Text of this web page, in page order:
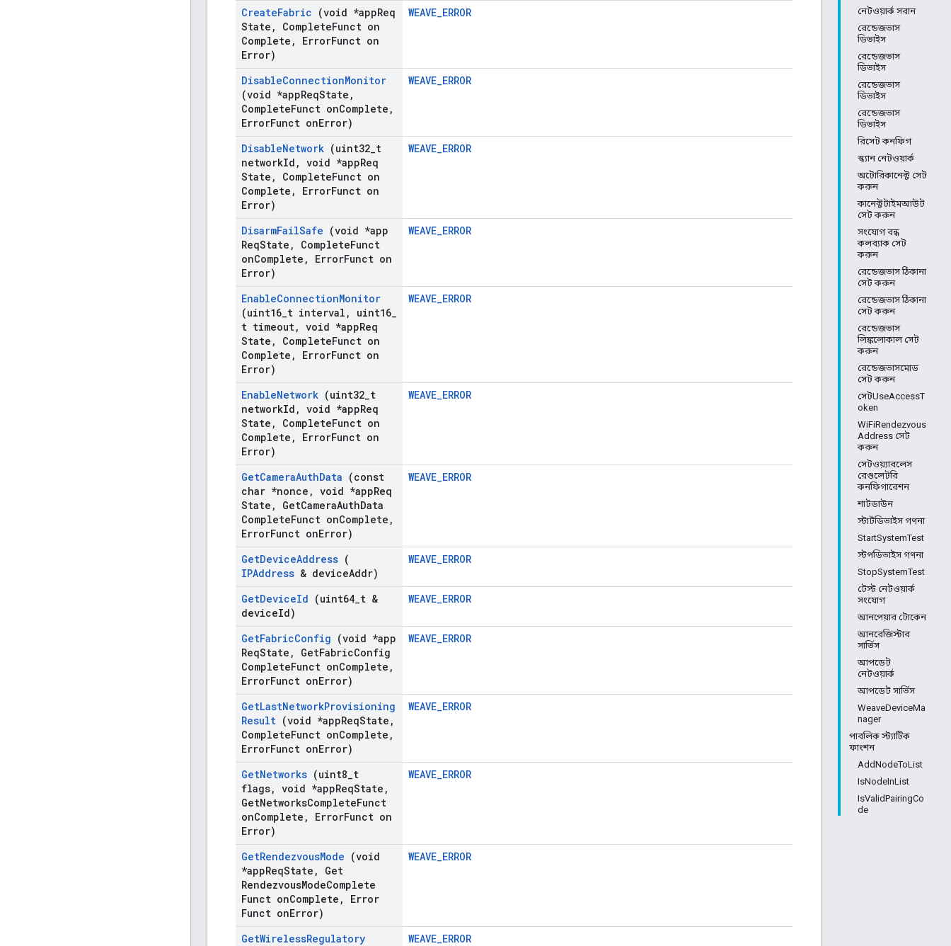
নেটওয়ার্ক সরান
রেন্ডেজভাস
ডিভাইস
রেন্ডেজভাস
ডিভাইস
রেন্ডেজভাস
ডিভাইস
রেন্ডেজভাস
ডিভাইস
রিসেট কনফিগ
স্ক্যান নেটওয়ার্ক
অটোরিকানেক্ট সেট
করুন
কানেক্টটাইমআউট
সেট করুন
সংযোগ বন্ধ
কলব্যাক সেট
করুন
রেন্ডেজভাস ঠিকানা
সেট করুন
রেন্ডেজভাস ঠিকানা
সেট করুন
রেন্ডেজভাস
লিঙ্কলোকাল সেট
করুন
রেন্ডেজভাসমোড
সেট করুন
সেটUseAccessT
oken
WiFiRendezvous
Address সেট
করুন
সেটওয়্যারলেস
রেগুলেটরি
কনফিগারেশন
শাটডাউন
স্টার্টডিভাইস গণনা
StartSystemTest
স্টপডিভাইস গণনা
StopSystemTest
টেস্ট নেটওয়ার্ক
সংযোগ
আনপেয়ার টোকেন
আনরেজিস্টার
সার্ভিস
আপডেট
নেটওয়ার্ক
আপডেট সার্ভিস
WeaveDeviceMa
nager
পাবলিক স্ট্যাটিক
ফাংশন
AddNodeToList
IsNodeInList
IsValidPairingCo
de
CreateFabric (void *appReq
State , CompleteFunct on
Complete , ErrorFunct on
Error)
WEAVE_ERROR
DisableConnectionMonitor
(void *appReqState ,
CompleteFunct onComplete ,
ErrorFunct onError)
WEAVE_ERROR
DisableNetwork (uint32 t
networkId , void *appReq
State , CompleteFunct on
Complete , ErrorFunct on
Error)
WEAVE_ERROR
DisarmFailSafe (void *app
ReqState , CompleteFunct
onComplete , ErrorFunct on
Error)
WEAVE_ERROR
EnableConnectionMonitor
(uint16 t interval , uint16
t timeout, void *appReq
State , CompleteFunct on
Complete , ErrorFunct on
Error)
WEAVE_ERROR
EnableNetwork (uint32 t
networkId , void *appReq
State , CompleteFunct on
Complete , ErrorFunct on
Error)
WEAVE_ERROR
GetCameraAuthData (const
char *nonce , void *appReq
State , GetCameraAuthData
CompleteFunct onComplete ,
ErrorFunct onError)
WEAVE_ERROR
GetDeviceAddress (
IPAddress & deviceAddr)
WEAVE_ERROR
GetDeviceId (uint64 t &
deviceId)
WEAVE_ERROR
GetFabricConfig (void *app
ReqState , GetFabricConfig
CompleteFunct onComplete ,
ErrorFunct onError)
WEAVE_ERROR
GetLastNetworkProvisioning
Result (void *appReqState ,
CompleteFunct onComplete ,
ErrorFunct onError)
WEAVE_ERROR
GetNetworks (uint8 t
flags, void *appReqState ,
GetNetworksCompleteFunct
onComplete , ErrorFunct on
Error)
WEAVE_ERROR
GetRendezvousMode (void
*appReqState ,
Get
RendezvousModeComplete
Funct onComplete ,
Error
Funct onError)
WEAVE_ERROR
GetWirelessRegulatory WEAVE_ERROR